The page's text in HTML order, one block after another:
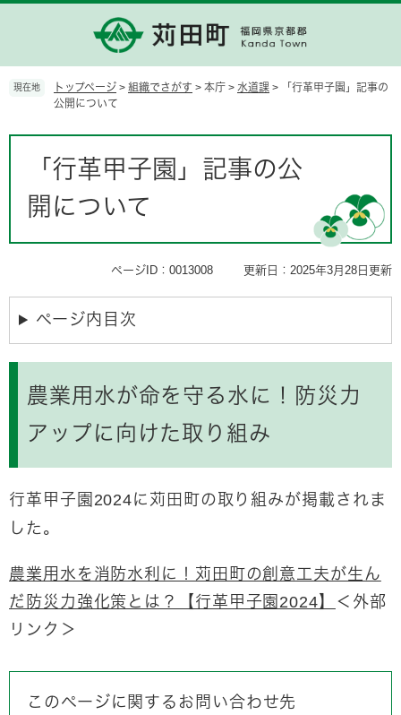
の
す。
ー
し
現在地 トップページ > 組織でさがす > 本庁 > 水道課 >
「行革甲子園」記事の
公開について
「行革甲子園」記事の公
開について
ページID：0013008 更新日：2025年3月28日更新
ページ内目次
農業用水が命を守る水に！防災力
アップに向けた取り組み
行革甲子園2024に苅田町の取り組みが掲載されま
した。
農業用水を消防水利に！苅田町の創意工夫が生ん
だ防災力強化策とは？【行革甲子園2024】
＜外部
リンク＞
このページに関するお問い合わせ先